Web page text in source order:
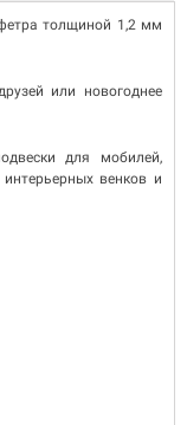
толщиной 1,2 мм
или новогоднее
для мобилей,
венков и